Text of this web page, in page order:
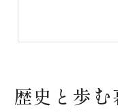
高山市の
リフォー
歴史と歩